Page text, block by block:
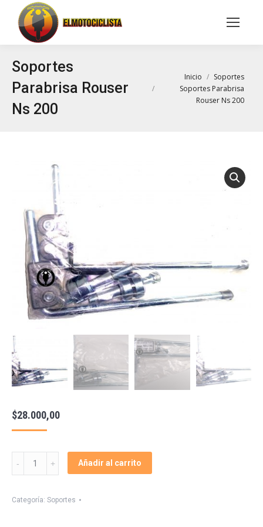
Buscar:
Soportes
Parabrisa Rouser
Ns 200
Inicio
Soportes
Soportes Parabrisa
Rouser Ns 200
$28.000,00
Soportes
Ns
Añadir al carrito
Categoría: Soportes